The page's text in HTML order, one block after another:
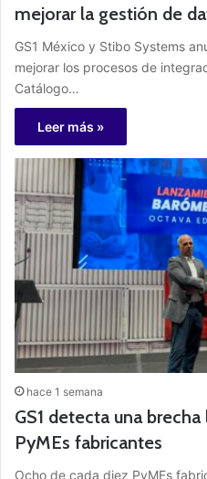
mejorar la gestión de
GS1 México y Stibo Systems
mejorar los procesos de
Catálogo…
Leer más »
hace 1 semana
GS1 detecta una
PyMEs fabricantes
Ocho de cada diez PyMEs